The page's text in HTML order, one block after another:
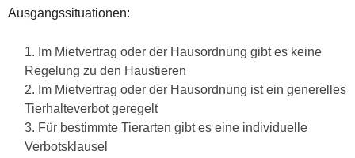
Ausgangssituationen:
Im Mietvertrag oder der Hausordnung gibt es keine
Regelung zu den Haustieren
Im Mietvertrag oder der Hausordnung ist ein generelles
Tierhalteverbot geregelt
Für bestimmte Tierarten gibt es eine individuelle
Verbotsklausel